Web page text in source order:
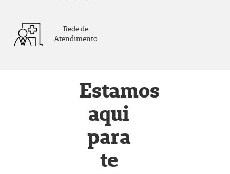
Rede de
Atendimento
Estamos
aqui
para
te